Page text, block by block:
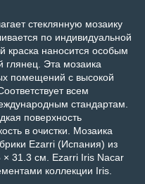
стеклянную мозаику
по индивидуальной
краска наносится особым
глянец. Эта мозаика
помещений с высокой
всем
стандартам.
поверхность
в очистки. Мозаика
Ezarri (Испания) из
31.3 см. Ezarri Iris Nacar
коллекции Iris.